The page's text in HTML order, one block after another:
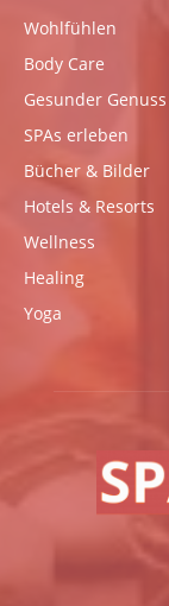
Wohlfühlen
Body Care
Gesunder Genuss
SPAs erleben
Bücher & Bilder
Hotels & Resorts
Wellness
Healing
Yoga